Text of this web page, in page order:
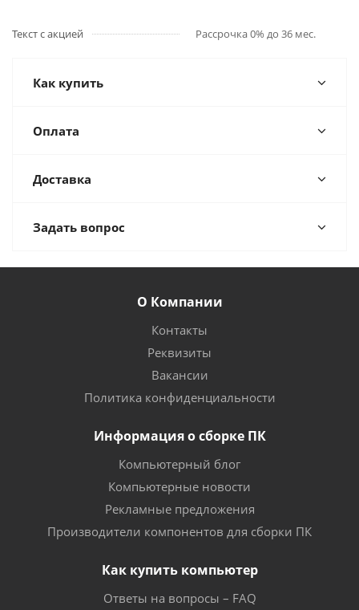
Текст с акцией Рассрочка 0% до 36 мес.
Как купить
Оплата
Доставка
Задать вопрос
О Компании
Контакты
Реквизиты
Вакансии
Политика конфиденциальности
Информация о сборке ПК
Компьютерный блог
Компьютерные новости
Рекламные предложения
Производители компонентов для сборки ПК
Как купить компьютер
Ответы на вопросы – FAQ